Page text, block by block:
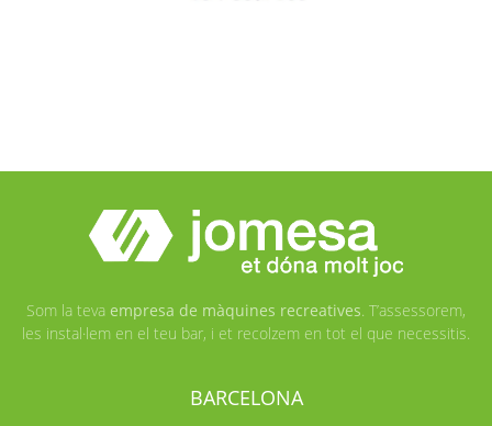
Som la teva empresa de màquines recreatives. T’assessorem,
les instal·lem en el teu bar, i et recolzem en tot el que necessitis.
BARCELONA